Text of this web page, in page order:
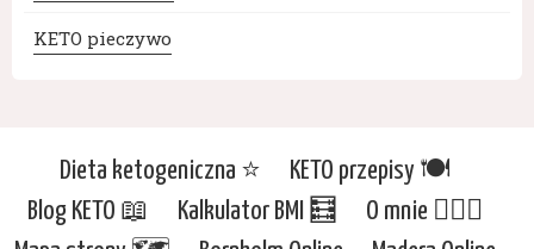
KETO pieczywo
Dieta ketogeniczna ⭐️
KETO przepisy 🍽
Blog KETO 📖
Kalkulator BMI 🧮
O mnie 🙋🏻‍♀️